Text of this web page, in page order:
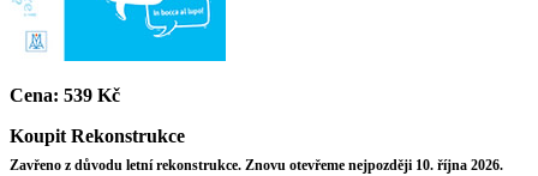
Cena: 539 Kč
Koupit Rekonstrukce
Zavřeno z důvodu letní rekonstrukce. Znovu otevřeme nejpozději 10. října 2026.